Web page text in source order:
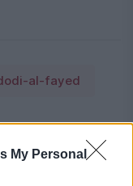
My Personal
al-fayed